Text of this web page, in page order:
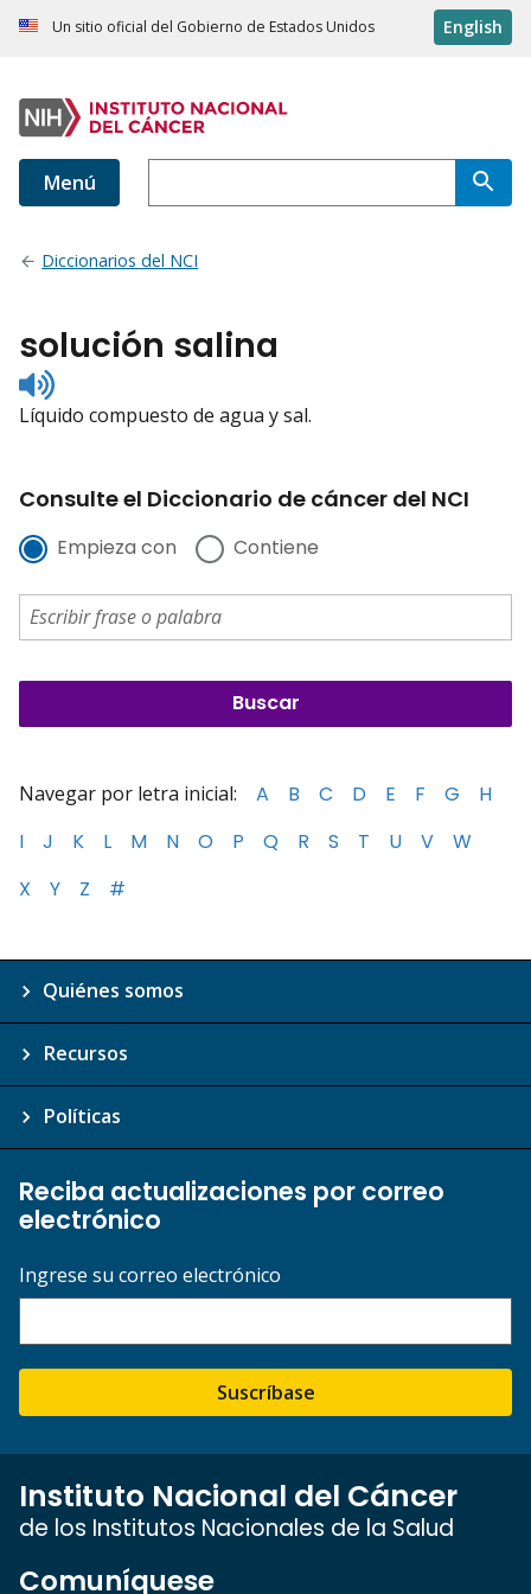
Un sitio oficial del Gobierno de Estados Unidos English
Menú
Diccionarios del NCI
solución salina
Listen
to
pronunciation
Líquido compuesto de agua y sal.
Consulte el Diccionario de cáncer del NCI
Empieza con Contiene
Navegar por letra inicial: A B C D E F G
H
I
J K L M N O P Q R S T U V
W
X
Y Z #
Quiénes somos
Recursos
Políticas
Reciba actualizaciones por correo
electrónico
Ingrese su correo electrónico
Suscríbase
Instituto Nacional del Cáncer
de los Institutos Nacionales de la Salud
Comuníquese